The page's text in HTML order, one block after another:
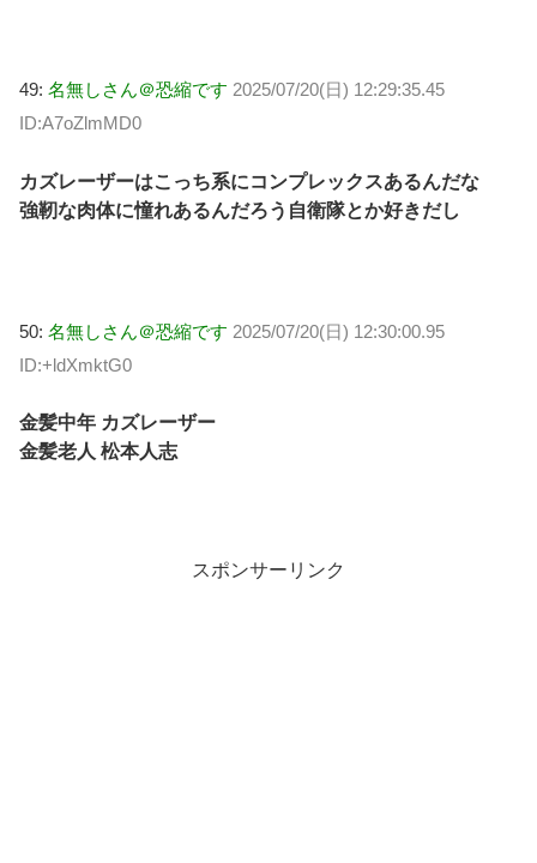
49: 名無しさん＠恐縮です 2025/07/20(日) 12:29:35.45
ID:A7oZlmMD0
カズレーザーはこっち系にコンプレックスあるんだな
強靭な肉体に憧れあるんだろう自衛隊とか好きだし
50: 名無しさん＠恐縮です 2025/07/20(日) 12:30:00.95
ID:+ldXmktG0
金髪中年 カズレーザー
金髪老人 松本人志
スポンサーリンク